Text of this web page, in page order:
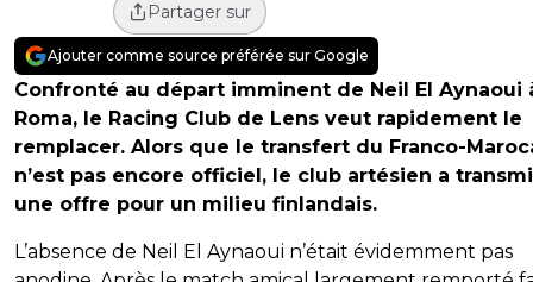
Partager sur
Ajouter comme source préférée sur Google
Confronté au départ imminent de Neil El Aynaoui
Roma, le Racing Club de Lens veut rapidement le
remplacer. Alors que le transfert du Franco-
n’est pas encore officiel, le club artésien a
une offre pour un milieu finlandais.
L’absence de Neil El Aynaoui n’était évidemment pas